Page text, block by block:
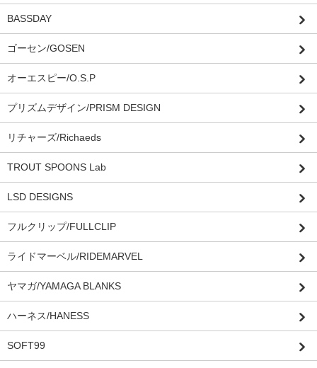
BASSDAY
ゴーセン/GOSEN
オーエスピー/O.S.P
プリズムデザイン/PRISM DESIGN
リチャーズ/Richaeds
TROUT SPOONS Lab
LSD DESIGNS
フルクリップ/FULLCLIP
ライドマーベル/RIDEMARVEL
ヤマガ/YAMAGA BLANKS
ハーネス/HANESS
SOFT99